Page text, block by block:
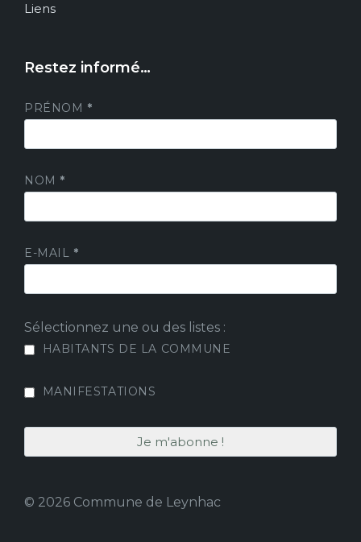
Liens
Restez informé…
PRÉNOM *
NOM *
E-MAIL *
Sélectionnez une ou des listes :
HABITANTS DE LA COMMUNE
MANIFESTATIONS
© 2026 Commune de Leynhac